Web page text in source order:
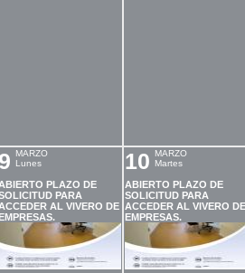
MARZO
Lunes
PLAZO DE
PARA
AL VIVERO DE
10
MARZO
Martes
ABIERTO PLAZO DE
SOLICITUD PARA
ACCEDER AL VIVERO DE
EMPRESAS.